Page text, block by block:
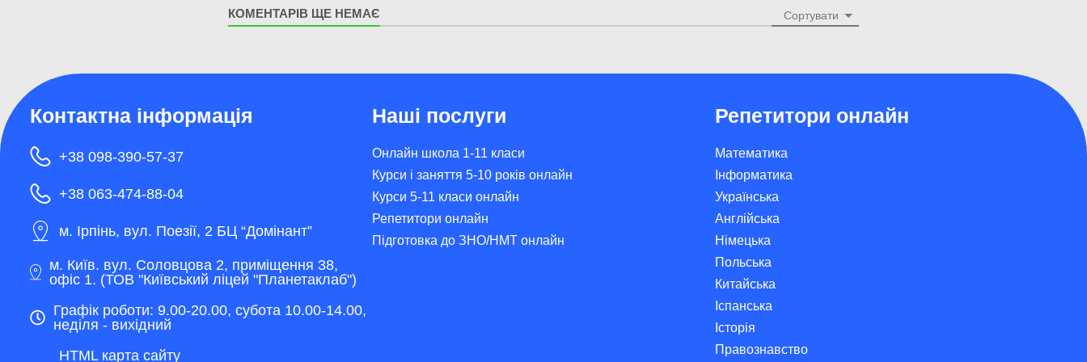
КОМЕНТАРІВ ЩЕ НЕМАЄ Сортувати
Контактна інформація
+38 098-390-57-37
+38 063-474-88-04
м. Ірпінь, вул. Поезії, 2 БЦ “Домінант”
м. Київ. вул. Соловцова 2, приміщення 38,
офіс 1. (ТОВ "Київський ліцей "Планетаклаб")
Графік роботи: 9.00-20.00, субота 10.00-14.00,
неділя - вихідний
HTML карта сайту
Наші послуги
Онлайн школа 1-11 класи
Курси і заняття 5-10 років онлайн
Курси 5-11 класи онлайн
Репетитори онлайн
Підготовка до ЗНО/НМТ онлайн
Репетитори онлайн
Математика
Інформатика
Українська
Англійська
Німецька
Польська
Китайська
Іспанська
Історія
Правознавство